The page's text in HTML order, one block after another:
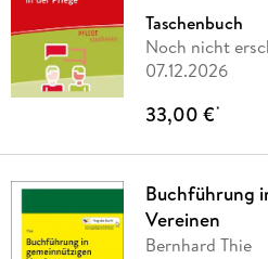
Taschenbuch
Noch nicht
07.12.2026
33,00 €*
Buchführung
Vereinen
Bernhard Thie